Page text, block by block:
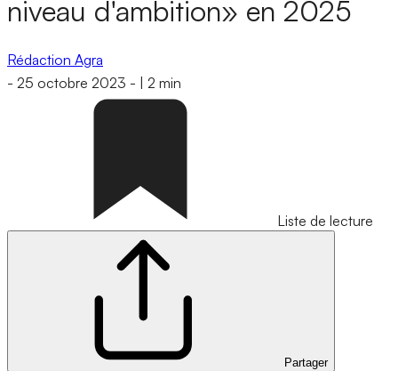
niveau d'ambition» en 2025
Rédaction Agra
- 25 octobre 2023 - 2 min
Liste de lecture
Partager